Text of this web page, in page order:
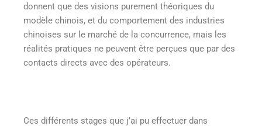
donnent que des visions purement théoriques du
modèle chinois, et du comportement des industries
chinoises sur le marché de la concurrence, mais les
réalités pratiques ne peuvent être perçues que par des
contacts directs avec des opérateurs.
Ces différents stages que j’ai pu effectuer dans